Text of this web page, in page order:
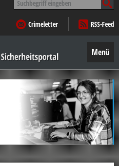
nach:
Crimeletter
RSS-Feed
Menü